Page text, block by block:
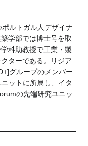
ルトガル人デザイナ
学部では博士号を取
科助教授で工業・製
ターである。リジア
グループのメンバー
ットに所属し、イタ
の先端研究ユニッ